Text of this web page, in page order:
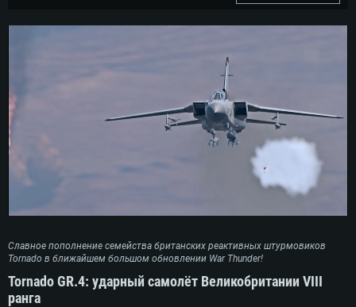
Славное пополнение семейства британских реактивных штурмовиков
Tornado в ближайшем большом обновлении War Thunder!
Tornado GR.4: ударный самолёт Великобритании VIII
ранга